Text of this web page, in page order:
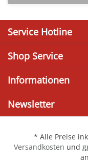
Service Hotline
Shop Service
Informationen
Newsletter
* Alle Preise
Versandkosten und